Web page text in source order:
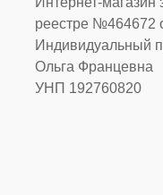
реестре №464672
Индивидуальный
Ольга Францевна
УНП 192760820